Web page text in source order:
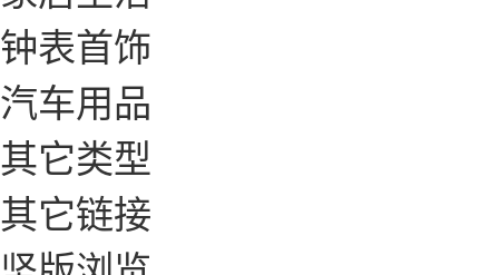
钟表首饰
汽车用品
其它类型
其它链接